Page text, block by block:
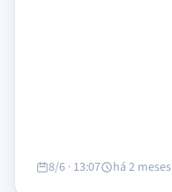
8/6 · 13:07 há 2 meses